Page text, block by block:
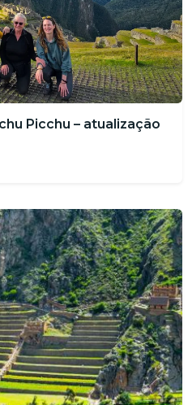
Picchu – atualização